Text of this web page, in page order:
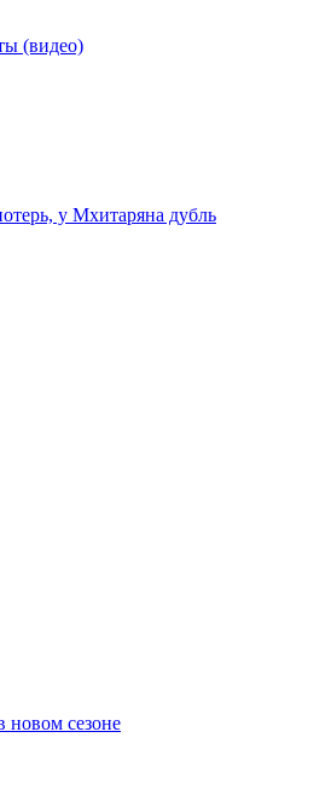
(видео)
у Мхитаряна дубль
новом сезоне